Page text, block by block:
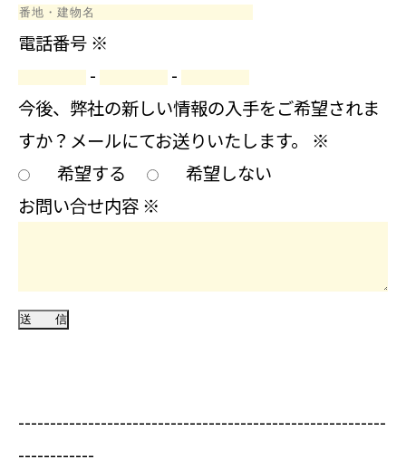
電話番号 ※
-
-
今後、弊社の新しい情報の入手をご希望されま
すか？メールにてお送りいたします。 ※
希望する
希望しない
お問い合せ内容 ※
----------------------------------------------------------
------------